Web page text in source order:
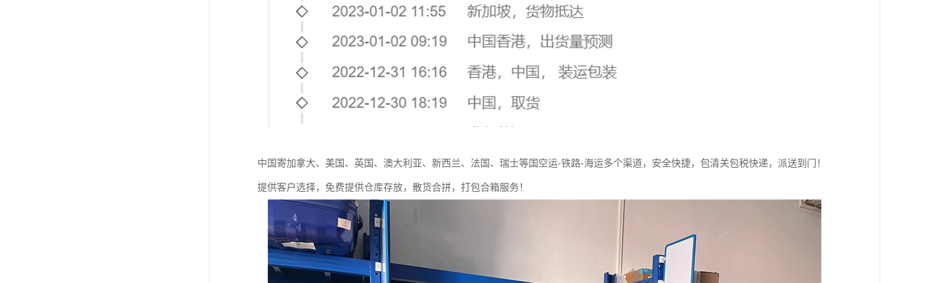
中国寄加拿大、美国、英国、澳大利亚、新西兰、法国、瑞士等国空运-铁路-海运多个渠道，安全快捷，包清关包税快递，派送到门！
提供客户选择，免费提供仓库存放，散货合拼，打包合箱服务！